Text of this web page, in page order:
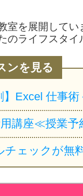
室を展開してい
のライフスタ
ンを見る